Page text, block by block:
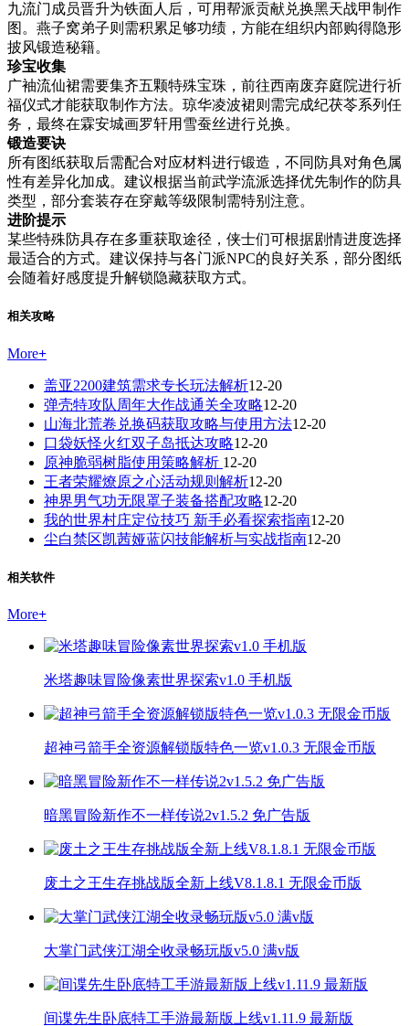
九流门成员晋升为铁面人后，可用帮派贡献兑换黑天战甲制作
图。燕子窝弟子则需积累足够功绩，方能在组织内部购得隐形
披风锻造秘籍。
珍宝收集
广袖流仙裙需要集齐五颗特殊宝珠，前往西南废弃庭院进行祈
福仪式才能获取制作方法。琼华凌波裙则需完成纪茯苓系列任
务，最终在霖安城画罗轩用雪蚕丝进行兑换。
锻造要诀
所有图纸获取后需配合对应材料进行锻造，不同防具对角色属
性有差异化加成。建议根据当前武学流派选择优先制作的防具
类型，部分套装存在穿戴等级限制需特别注意。
进阶提示
某些特殊防具存在多重获取途径，侠士们可根据剧情进度选择
最适合的方式。建议保持与各门派NPC的良好关系，部分图纸
会随着好感度提升解锁隐藏获取方式。
相关攻略
More+
盖亚2200建筑需求专长玩法解析12-20
弹壳特攻队周年大作战通关全攻略12-20
山海北荒卷兑换码获取攻略与使用方法12-20
口袋妖怪火红双子岛抵达攻略12-20
原神脆弱树脂使用策略解析 12-20
王者荣耀燎原之心活动规则解析12-20
神界男气功无限罩子装备搭配攻略12-20
我的世界村庄定位技巧 新手必看探索指南12-20
尘白禁区凯茜娅蓝闪技能解析与实战指南12-20
相关软件
More+
米塔趣味冒险像素世界探索v1.0 手机版
超神弓箭手全资源解锁版特色一览v1.0.3 无限金币版
暗黑冒险新作不一样传说2v1.5.2 免广告版
废土之王生存挑战版全新上线V8.1.8.1 无限金币版
大掌门武侠江湖全收录畅玩版v5.0 满v版
间谍先生卧底特工手游最新版上线v1.11.9 最新版